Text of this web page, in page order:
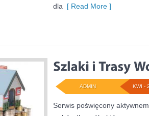
dla [ Read More ]
KWI -
ADMIN
Serwis poświęcony